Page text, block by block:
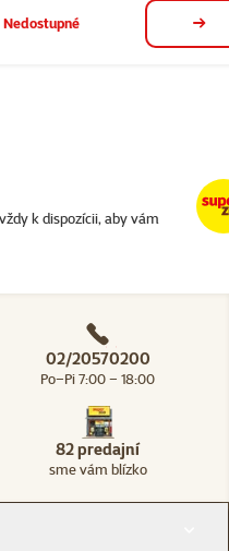
Nedostupné
k dispozícii, aby vám
02/20570200
Po–Pi 7:00 – 18:00
82 predajní
sme vám blízko